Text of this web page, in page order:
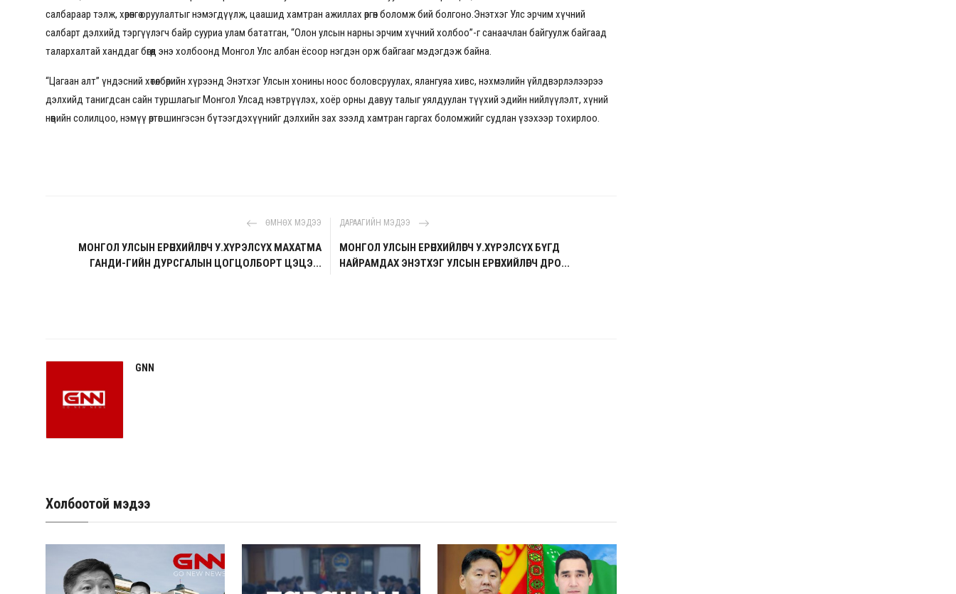
салбараар тэлж, хөрөнгө оруулалтыг нэмэгдүүлж, цаашид хамтран ажиллах өргөн боломж бий болгоно.Энэтхэг Улс эрчим хүчний
салбарт дэлхийд тэргүүлэгч байр сууриа улам бататган, “Олон улсын нарны эрчим хүчний холбоо”-г санаачлан байгуулж байгаад
талархалтай ханддаг бөгөөд энэ холбоонд Монгол Улс албан ёсоор нэгдэн орж байгааг мэдэгдэж байна.
“Цагаан алт” үндэсний хөтөлбөрийн хүрээнд Энэтхэг Улсын хонины ноос боловсруулах, ялангуяа хивс, нэхмэлийн үйлдвэрлэлээрээ
дэлхийд танигдсан сайн туршлагыг Монгол Улсад нэвтрүүлэх, хоёр орны давуу талыг уялдуулан түүхий эдийн нийлүүлэлт, хүний
нөөцийн солилцоо, нэмүү өртөг шингэсэн бүтээгдэхүүнийг дэлхийн зах зээлд хамтран гаргах боломжийг судлан үзэхээр тохирлоо.
ӨМНӨХ МЭДЭЭ
МОНГОЛ УЛСЫН ЕРӨНХИЙЛӨГЧ У.ХҮРЭЛСҮХ МАХАТМА
ГАНДИ-ГИЙН ДУРСГАЛЫН ЦОГЦОЛБОРТ ЦЭЦЭ...
ДАРААГИЙН МЭДЭЭ
МОНГОЛ УЛСЫН ЕРӨНХИЙЛӨГЧ У.ХҮРЭЛСҮХ БҮГД
НАЙРАМДАХ ЭНЭТХЭГ УЛСЫН ЕРӨНХИЙЛӨГЧ ДРО...
GNN
Холбоотой мэдээ